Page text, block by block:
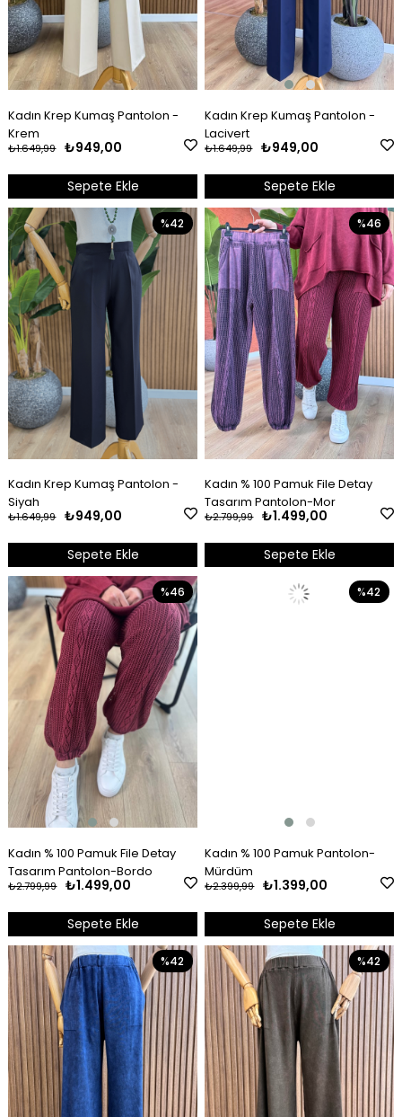
Kadın Krep Kumaş Pantolon -
Krem
₺949,00
₺1.649,99
Sepete Ekle
Kadın Krep Kumaş Pantolon -
Lacivert
₺949,00
₺1.649,99
Sepete Ekle
Kadın Krep Kumaş Pantolon -
Siyah
₺949,00
₺1.649,99
Sepete Ekle
%42
Kadın % 100 Pamuk File Detay
Tasarım Pantolon-Mor
₺1.499,00
₺2.799,99
Sepete Ekle
%46
Kadın % 100 Pamuk File Detay
Tasarım Pantolon-Bordo
₺1.499,00
₺2.799,99
Sepete Ekle
%46
Kadın % 100 Pamuk Pantolon-
Mürdüm
₺1.399,00
₺2.399,99
Sepete Ekle
%42
%42 %42